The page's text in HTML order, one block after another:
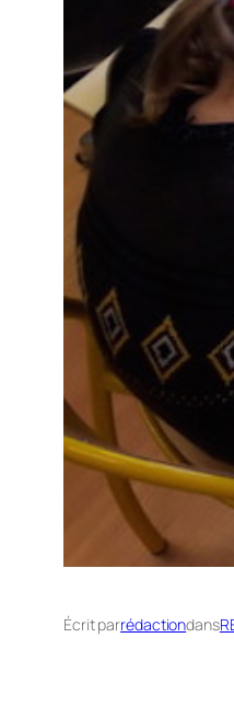
Écrit parrédactiondans